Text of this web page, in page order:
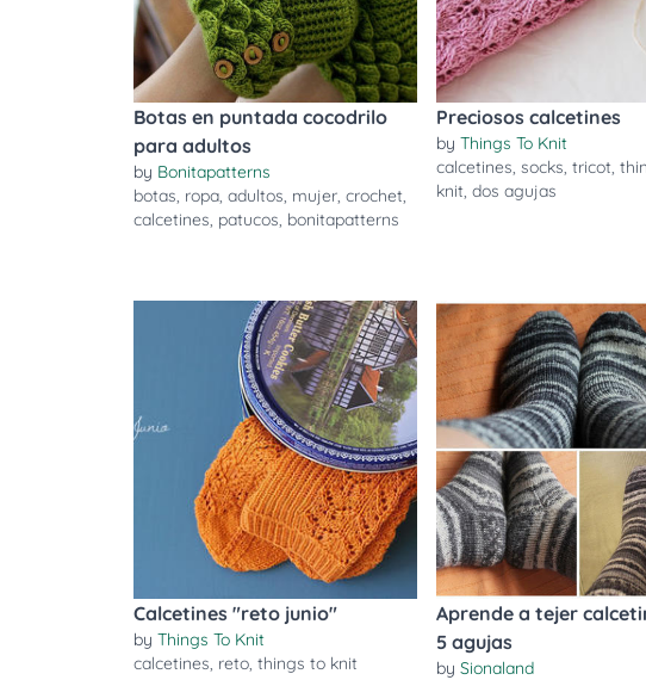
Botas en puntada cocodrilo
para adultos
by Bonitapatterns
botas, ropa, adultos, mujer, crochet,
calcetines, patucos, bonitapatterns
Preciosos calcetines
byThings To Knit
calcetines,socks,tricot,
knit,dos agujas
Calcetines "reto junio"
by Things To Knit
calcetines, reto, things to knit
Aprende a tejer
5 agujas
bySionaland